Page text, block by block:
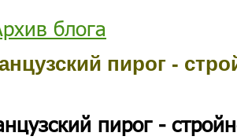
блога
пирог -
пирог -